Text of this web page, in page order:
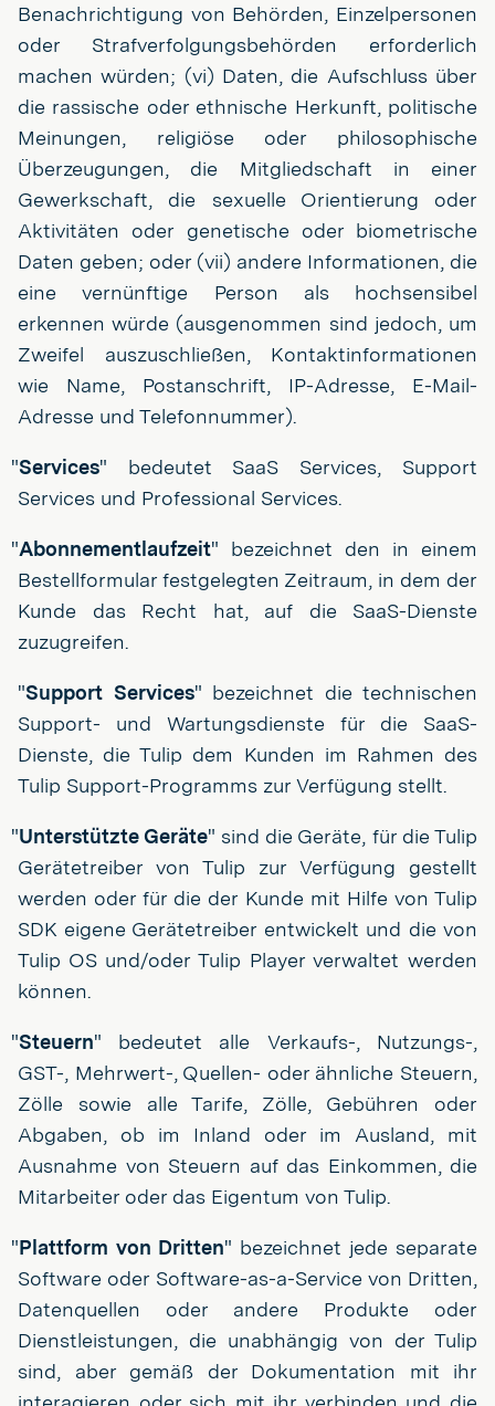
Benachrichtigung von Behörden, Einzelpersonen
oder Strafverfolgungsbehörden erforderlich
machen würden; (vi) Daten, die Aufschluss über
die rassische oder ethnische Herkunft, politische
Meinungen, religiöse oder philosophische
Überzeugungen, die Mitgliedschaft in einer
Gewerkschaft, die sexuelle Orientierung oder
Aktivitäten oder genetische oder biometrische
Daten geben; oder (vii) andere Informationen, die
eine vernünftige Person als hochsensibel
erkennen würde (ausgenommen sind jedoch, um
Zweifel auszuschließen, Kontaktinformationen
wie Name, Postanschrift, IP-Adresse, E-Mail-
Adresse und Telefonnummer).
"Services" bedeutet SaaS Services, Support
Services und Professional Services.
"Abonnementlaufzeit" bezeichnet den in einem
Bestellformular festgelegten Zeitraum, in dem der
Kunde das Recht hat, auf die SaaS-Dienste
zuzugreifen.
"Support Services" bezeichnet die technischen
Support- und Wartungsdienste für die SaaS-
Dienste, die Tulip dem Kunden im Rahmen des
Tulip Support-Programms zur Verfügung stellt.
"Unterstützte Geräte" sind die Geräte, für die Tulip
Gerätetreiber von Tulip zur Verfügung gestellt
werden oder für die der Kunde mit Hilfe von Tulip
SDK eigene Gerätetreiber entwickelt und die von
Tulip OS und/oder Tulip Player verwaltet werden
können.
"Steuern" bedeutet alle Verkaufs-, Nutzungs-,
GST-, Mehrwert-, Quellen- oder ähnliche Steuern,
Zölle sowie alle Tarife, Zölle, Gebühren oder
Abgaben, ob im Inland oder im Ausland, mit
Ausnahme von Steuern auf das Einkommen, die
Mitarbeiter oder das Eigentum von Tulip.
"Plattform von Dritten" bezeichnet jede separate
Software oder Software-as-a-Service von Dritten,
Datenquellen oder andere Produkte oder
Dienstleistungen, die unabhängig von der Tulip
sind, aber gemäß der Dokumentation mit ihr